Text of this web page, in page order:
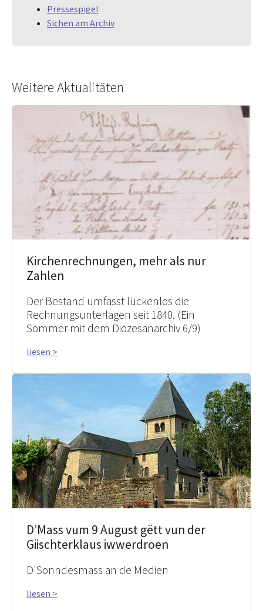
Pressespigel
Sichen am Archiv
Weitere Aktualitäten
Kirchenrechnungen, mehr als nur
Zahlen
Der Bestand umfasst lückenlos die
Rechnungsunterlagen seit 1840. (Ein
Sommer mit dem Diözesanarchiv 6/9)
liesen >
D’Mass vum 9 August gëtt vun der
Giischterklaus iwwerdroen
D'Sonndesmass an de Medien
liesen >